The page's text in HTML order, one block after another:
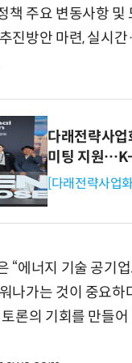
책 주요 변동사항
진방안 마련, 실시
다래전략사
미팅 지원
[다래전략사업
“에너지 기술 공기
나가는 것이 중요
론의 기회를 만들